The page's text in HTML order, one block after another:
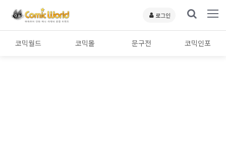
로그인
코믹월드 코믹몰 문구전 코믹인포